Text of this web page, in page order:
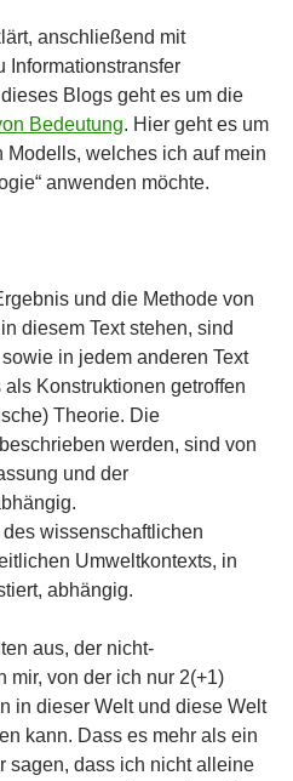
anschließend mit
Informationstransfer
Blogs geht es um die
Bedeutung. Hier geht es um
welches ich auf mein
anwenden möchte.
und die Methode von
diesem Text stehen, sind
in jedem anderen Text
Konstruktionen getroffen
Theorie. Die
werden, sind von
und der
wissenschaftlichen
Umweltkontexts, in
abhängig.
aus, der nicht-
mir, von der ich nur 2(+1)
in dieser Welt und diese Welt
kann. Dass es mehr als ein
sagen, dass ich nicht alleine